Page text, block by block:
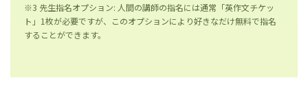
※3 先生指名オプション: 人間の講師の指名には通常「英作文チケッ
ト」1枚が必要ですが、このオプションにより好きなだけ無料で指名
することができます。